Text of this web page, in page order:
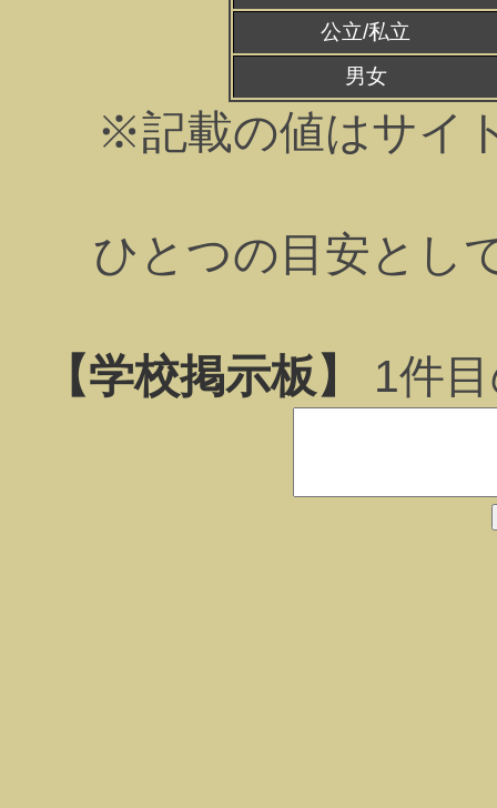
公立/私立
男女
※記載の値はサイ
ひとつの目安とし
【学校掲示板】 1件